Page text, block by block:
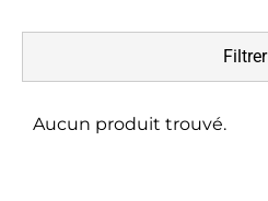
Filtrer
Aucun produit trouvé.